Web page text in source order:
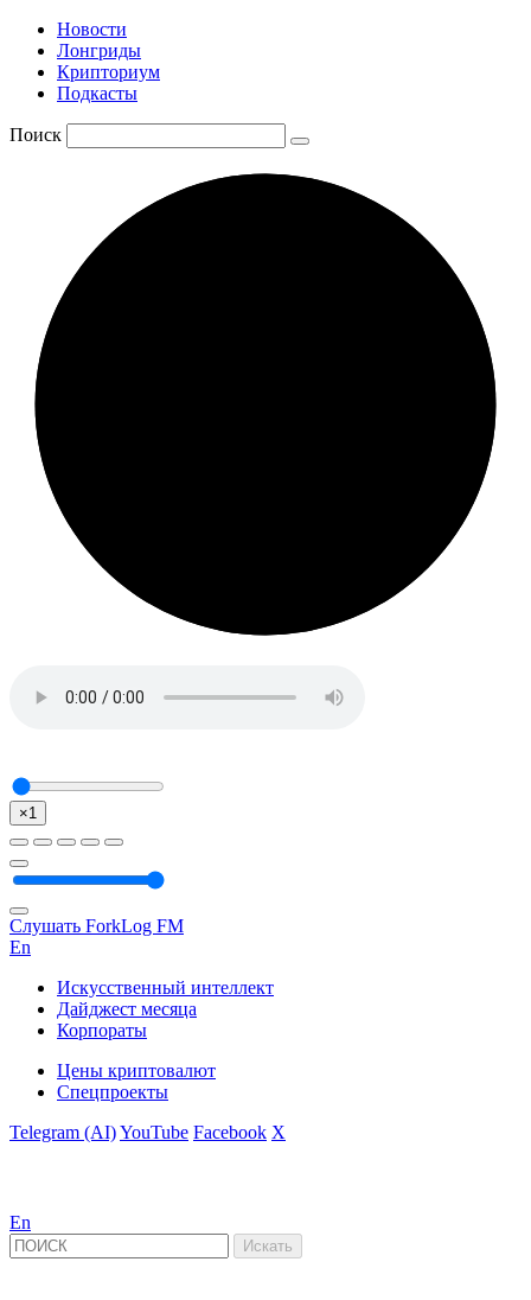
Новости
Лонгриды
Крипториум
Подкасты
Поиск
×1
Слушать ForkLog FM
En
Искусственный интеллект
Дайджест месяца
Корпораты
Цены криптовалют
Спецпроекты
Telegram (AI)YouTube Facebook X
En